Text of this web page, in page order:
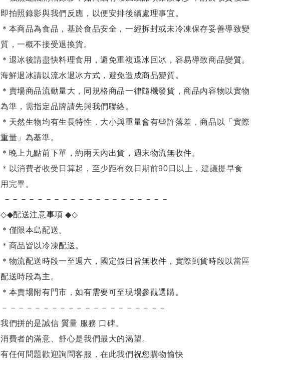
即拍照錄影與我們反應，以便安排後續處理事宜。
＊本商品為食品，基於食品安全，一經拆封或未冷凍保存妥善導致變
質，一概不接受退換貨。
＊退冰後請盡快料理食用，避免重複退冰回冰，容易導致商品變質。
海鮮退冰請以流水退冰方式，避免造成商品變質。
＊賣場商品流動量大，同規格商品一律隨機發貨，商品內容物以實物
為準，需指定品牌請先與我們聯絡。
＊天然生物均有生長特性，大小與重量會有些許落差，商品以「實際
重量」為基準。
＊晚上九點前下單，約兩天內出貨，週末物流無收件。
＊ 以消費者收受日算起，至少距有效日期前90日以上，建議提早食
用完畢。
－－－－－－－－－－－－－－－－－－－－
◇◆配送注意事項◆◇
＊僅限本島配送。
＊商品皆以冷凍配送。
＊物流配送時段一至週六，國定假日皆無收件，實際到貨時段以當區
配送時段為主。
＊本賣場附有門市，如有需要可至現場參觀選購。
－－－－－－－－－－－－－－－－－－－－
我們拼的是誠信 質量 服務 口碑。
消費者的滿意、舒心是我們最大的渴望。
有任何問題歡迎詢問客服，在此我們祝您購物愉快